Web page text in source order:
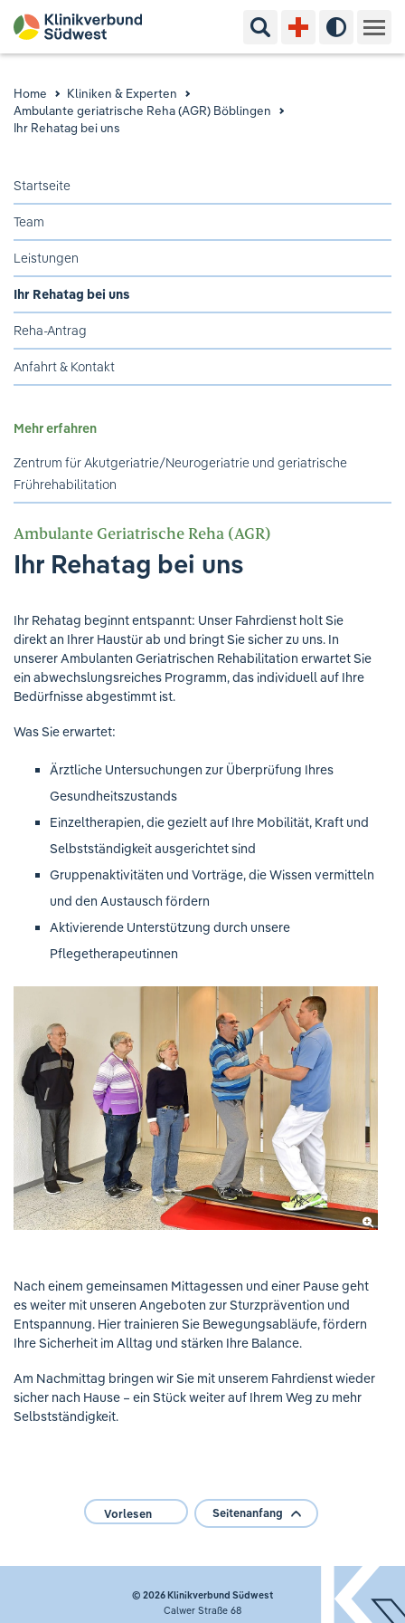
Suchbegriff eingeben
Hoher
Ihr Aufenthalt
Ausbildung & Studium
Jobs & Karriere
Standorte & Kontakt Aktuelles
Veranstaltungen
Home
Kliniken & Experten
Ambulante geriatrische Reha (AGR) Böblingen
Ihr Rehatag bei uns
Startseite
Team
Leistungen
Ihr Rehatag bei uns
Reha-Antrag
Anfahrt & Kontakt
Mehr erfahren
Zentrum für Akutgeriatrie/Neurogeriatrie und geriatrische
Frührehabilitation
Ambulante Geriatrische Reha (AGR)
Ihr Rehatag bei uns
Ihr Rehatag beginnt entspannt: Unser Fahrdienst holt Sie
direkt an Ihrer Haustür ab und bringt Sie sicher zu uns. In
unserer Ambulanten Geriatrischen Rehabilitation erwartet Sie
ein abwechslungsreiches Programm, das individuell auf Ihre
Bedürfnisse abgestimmt ist.
Was Sie erwartet:
Ärztliche Untersuchungen zur Überprüfung Ihres
Gesundheitszustands
Einzeltherapien, die gezielt auf Ihre Mobilität, Kraft und
Selbstständigkeit ausgerichtet sind
Gruppenaktivitäten und Vorträge, die Wissen vermitteln
und den Austausch fördern
Aktivierende Unterstützung durch unsere
Pflegetherapeutinnen
Nach einem gemeinsamen Mittagessen und einer Pause geht
es weiter mit unseren Angeboten zur Sturzprävention und
Entspannung. Hier trainieren Sie Bewegungsabläufe, fördern
Ihre Sicherheit im Alltag und stärken Ihre Balance.
Am Nachmittag bringen wir Sie mit unserem Fahrdienst wieder
sicher nach Hause – ein Stück weiter auf Ihrem Weg zu mehr
Selbstständigkeit.
Vorlesen Seitenanfang
© 2026Klinikverbund Südwest
Calwer Straße 68